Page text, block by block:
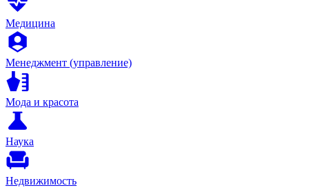
Медицина
Менеджмент (управление)
Мода и красота
Наука
Недвижимость